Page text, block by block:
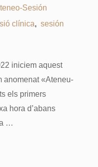
Sesión
clínica, sesión
iniciem aquest
anomenat «Ateneu-
els primers
hora d’abans
…